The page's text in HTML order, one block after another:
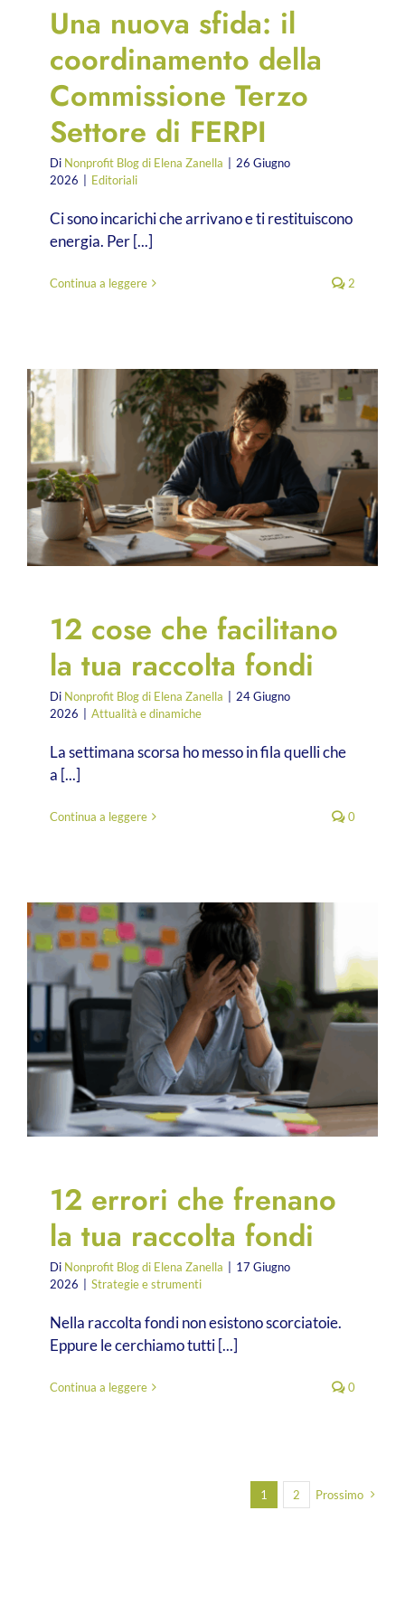
Una nuova sfida: il
coordinamento della
Commissione Terzo
Settore di FERPI
Di Nonprofit Blog di Elena Zanella | 26 Giugno
2026 | Editoriali
Ci sono incarichi che arrivano e ti restituiscono
energia. Per [...]
Continua a leggere 2
12 cose che facilitano
la tua raccolta fondi
Di Nonprofit Blog di Elena Zanella
24 Giugno
2026
Attualità e dinamiche
La settimana scorsa ho messo in fila quelli che
a [...]
Continua a leggere 0
12 errori che frenano
la tua raccolta fondi
Di Nonprofit Blog di Elena Zanella
17 Giugno
2026
Strategie e strumenti
Nella raccolta fondi non esistono scorciatoie.
Eppure le cerchiamo tutti [...]
Continua a leggere 0
1 2 Prossimo